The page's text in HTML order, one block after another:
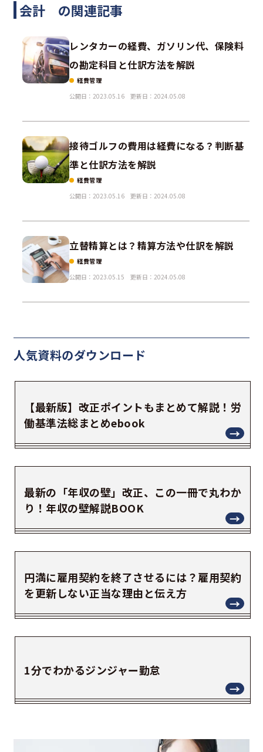
会計 の関連記事
レンタカーの経費、ガソリン代、保険料
の勘定科目と仕訳方法を解説
経費管理
公開日：2023.05.16
更新日：2024.05.08
接待ゴルフの費用は経費になる？判断基
準と仕訳方法を解説
経費管理
公開日：2023.05.16
更新日：2024.05.08
立替精算とは？精算方法や仕訳を解説
経費管理
公開日：2023.05.15
更新日：2024.05.08
人気資料のダウンロード
【最新版】改正ポイントもまとめて解説！労
働基準法総まとめebook
最新の「年収の壁」改正、この一冊で丸わか
り！年収の壁解説BOOK
円満に雇用契約を終了させるには？雇用契約
を更新しない正当な理由と伝え方
1分でわかるジンジャー勤怠